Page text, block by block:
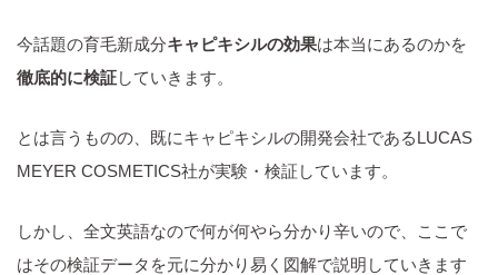
今話題の育毛新成分キャピキシルの効果は本当にあるのかを
徹底的に検証していきます。
とは言うものの、既にキャピキシルの開発会社であるLUCAS
MEYER COSMETICS社が実験・検証しています。
しかし、全文英語なので何が何やら分かり辛いので、ここで
はその検証データを元に分かり易く図解で説明していきます